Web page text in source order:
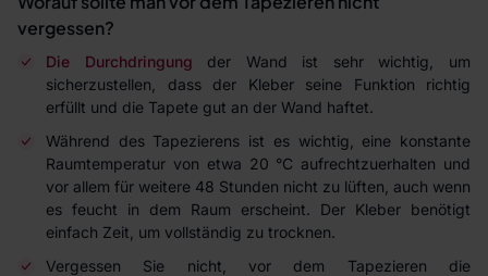
vergessen?
Die Durchdringung der Wand ist sehr wichtig, um
sicherzustellen, dass der Kleber seine Funktion richtig
erfüllt und die Tapete gut an der Wand haftet.
Während des Tapezierens ist es wichtig, eine konstante
Raumtemperatur von etwa 20 °C aufrechtzuerhalten und
vor allem für weitere 48 Stunden nicht zu lüften, auch wenn
es feucht in dem Raum erscheint. Der Kleber benötigt
einfach Zeit, um vollständig zu trocknen.
Vergessen Sie nicht, vor dem Tapezieren die